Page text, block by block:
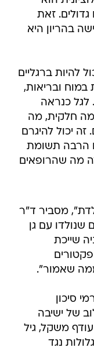
זאת
בהריון היא
להיות ברגליים
במוח ובריאות,
לגל כנראה
חלקית, מה
יכול להיגרם
הרבה תשומת
מה שהרופאים
מסביר ד"ר
שנולדו עם גן
שייכת
שאמור".
סיכון
של ישיבה
משקל, גיל
נגד